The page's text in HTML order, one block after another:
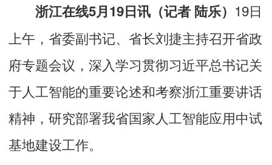
浙江在线5月19日讯（记者 陆乐） 19日
上午，省委副书记、省长刘捷主持召开省政
府专题会议，深入学习贯彻习近平总书记关
于人工智能的重要论述和考察浙江重要讲话
精神，研究部署我省国家人工智能应用中试
基地建设工作。